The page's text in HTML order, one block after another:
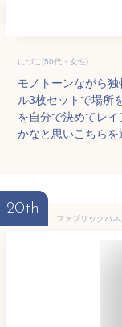
にづこ(50代・女性)
モノトーンながら
ル3枚セットで場所
を自分で決めてレ
かなと思いこちらを
20th